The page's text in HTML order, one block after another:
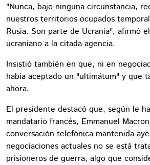
"Nunca, bajo ninguna circunstancia,
nuestros territorios ocupados
Rusia. Son parte de Ucrania", afirmó
ucraniano a la citada agencia.
Insistió también en que, ni en
había aceptado un "ultimátum" y que
ahora.
El presidente destacó que, según le
mandatario francés, Emmanuel
conversación telefónica mantenida
negociaciones actuales no se está
prisioneros de guerra, algo que